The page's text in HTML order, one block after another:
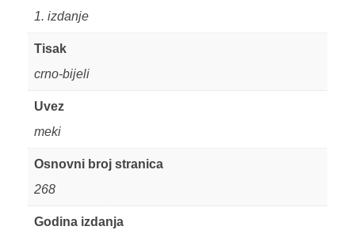
1. izdanje
Tisak
crno-bijeli
Uvez
meki
Osnovni broj stranica
268
Godina izdanja